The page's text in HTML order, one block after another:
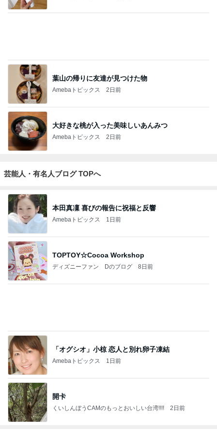
葉山の帰りに友達が見つけた物
Amebaトピックス 2日前
大好きな桃が入った美味しいあんみつ
Amebaトピックス 2日前
芸能人・有名人ブログ TOPへ
本田真凜 喜びの報告に祝福と反響
Amebaトピックス 1日前
TOPTOY☆Cocoa Workshop
ディズニーファン Dのブログ 8日前
「オグシオ」小椋 恋人と別れ卵子凍結
Amebaトピックス 1日前
開卡
くいしんぼうCAMのもっとおいしい台湾!!!! 2日前